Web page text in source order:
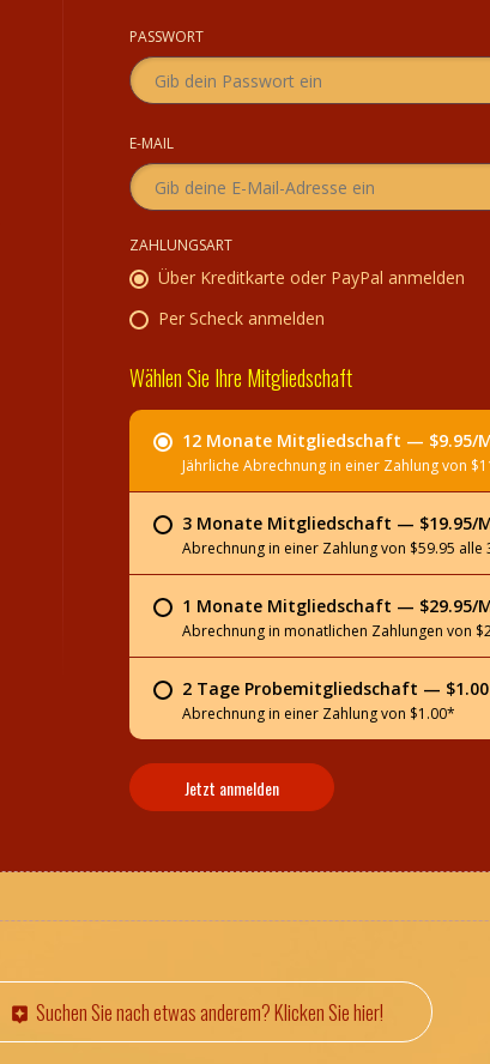
PASSWORT
E-MAIL
ZAHLUNGSART
Über Kreditkarte oder PayPal anmelden
Per Scheck anmelden
Wählen Sie Ihre Mitgliedschaft
12 Monate Mitgliedschaft — $9.95/
Jährliche Abrechnung in einer Zahlung von
3 Monate Mitgliedschaft — $19.95/
Abrechnung in einer Zahlung von $59.95 alle
1 Monate Mitgliedschaft — $29.95/
Abrechnung in monatlichen Zahlungen von
2 Tage Probemitgliedschaft — $1.00
Abrechnung in einer Zahlung von $1.00*
Jetzt anmelden
Suchen Sie nach etwas anderem? Klicken Sie hier!